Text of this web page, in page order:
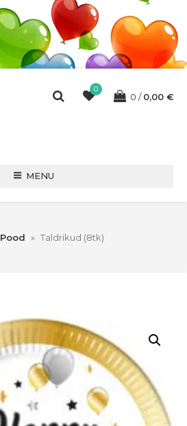
0
0 0,00 €
MENU
Pood » Taldrikud (8tk)